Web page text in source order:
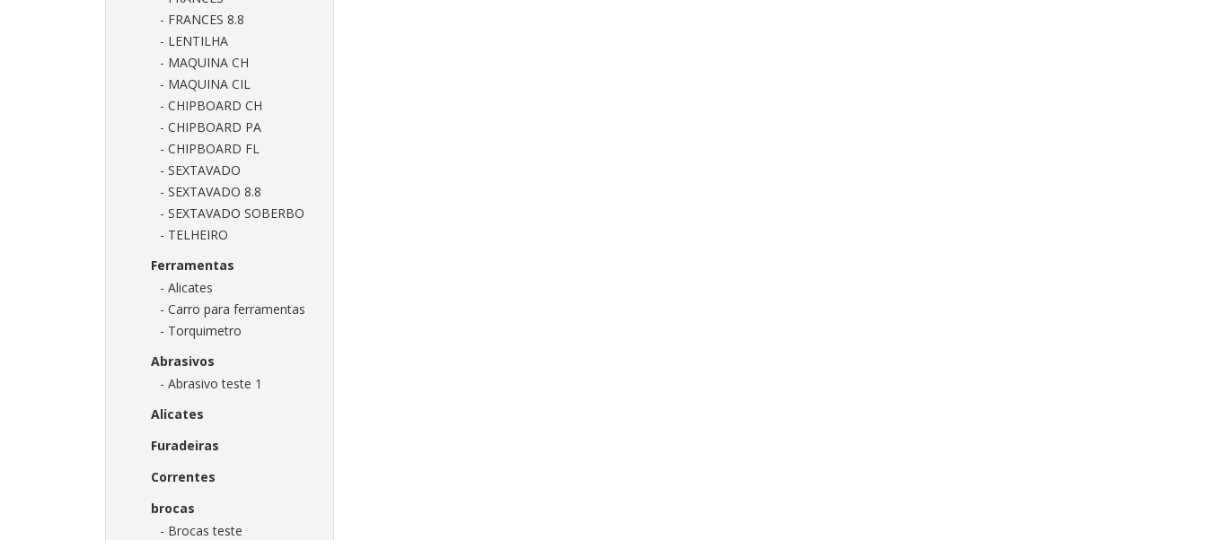
- FRANCES 8.8
- LENTILHA
- MAQUINA CH
- MAQUINA CIL
- CHIPBOARD CH
- CHIPBOARD PA
- CHIPBOARD FL
- SEXTAVADO
- SEXTAVADO 8.8
- SEXTAVADO SOBERBO
- TELHEIRO
Ferramentas
- Alicates
- Carro para ferramentas
- Torquimetro
Abrasivos
- Abrasivo teste 1
Alicates
Furadeiras
Correntes
brocas
- Brocas teste